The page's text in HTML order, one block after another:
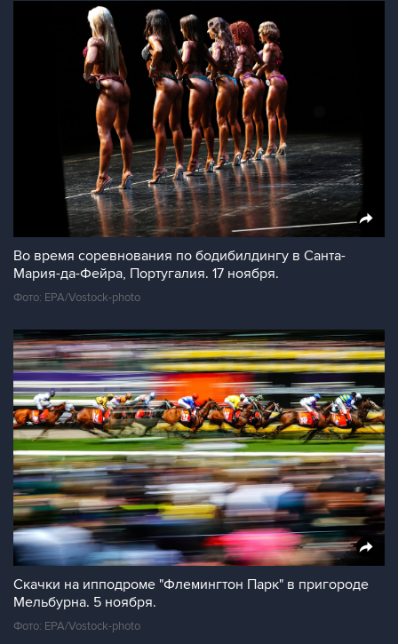
Во время соревнования по бодибилдингу в Санта-
Мария-да-Фейра, Португалия. 17 ноября.
Фото: EPA/Vostock-photo
Скачки на ипподроме "Флемингтон Парк" в пригороде
Мельбурна. 5 ноября.
Фото: EPA/Vostock-photo